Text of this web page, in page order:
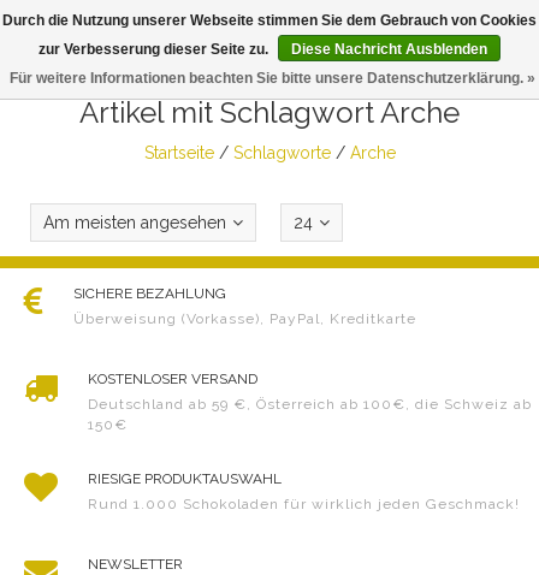
Artikel mit Schlagwort Arche
Startseite/ Schlagworte/ Arche
Am meisten angesehen 24
SICHERE BEZAHLUNG
Überweisung (Vorkasse), PayPal, Kreditkarte
KOSTENLOSER VERSAND
Deutschland ab 59 €, Österreich ab 100€, die Schweiz ab
150€
RIESIGE PRODUKTAUSWAHL
Rund 1.000 Schokoladen für wirklich jeden Geschmack!
NEWSLETTER
Durch die Nutzung unserer Webseite stimmen Sie dem Gebrauch von Cookies
zur Verbesserung dieser Seite zu.
Diese Nachricht Ausblenden
Für weitere Informationen beachten Sie bitte unsere Datenschutzerklärung. »